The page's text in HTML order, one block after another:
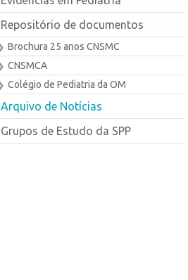
Repositório de documentos
Brochura 25 anos CNSMC
CNSMCA
Colégio de Pediatria da OM
Arquivo de Notícias
Grupos de Estudo da SPP